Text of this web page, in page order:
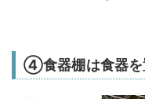
④食器棚は食器を